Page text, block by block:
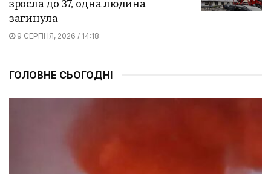
зросла до 37, одна людина
загинула
9 СЕРПНЯ, 2026 / 14:18
ГОЛОВНЕ СЬОГОДНІ